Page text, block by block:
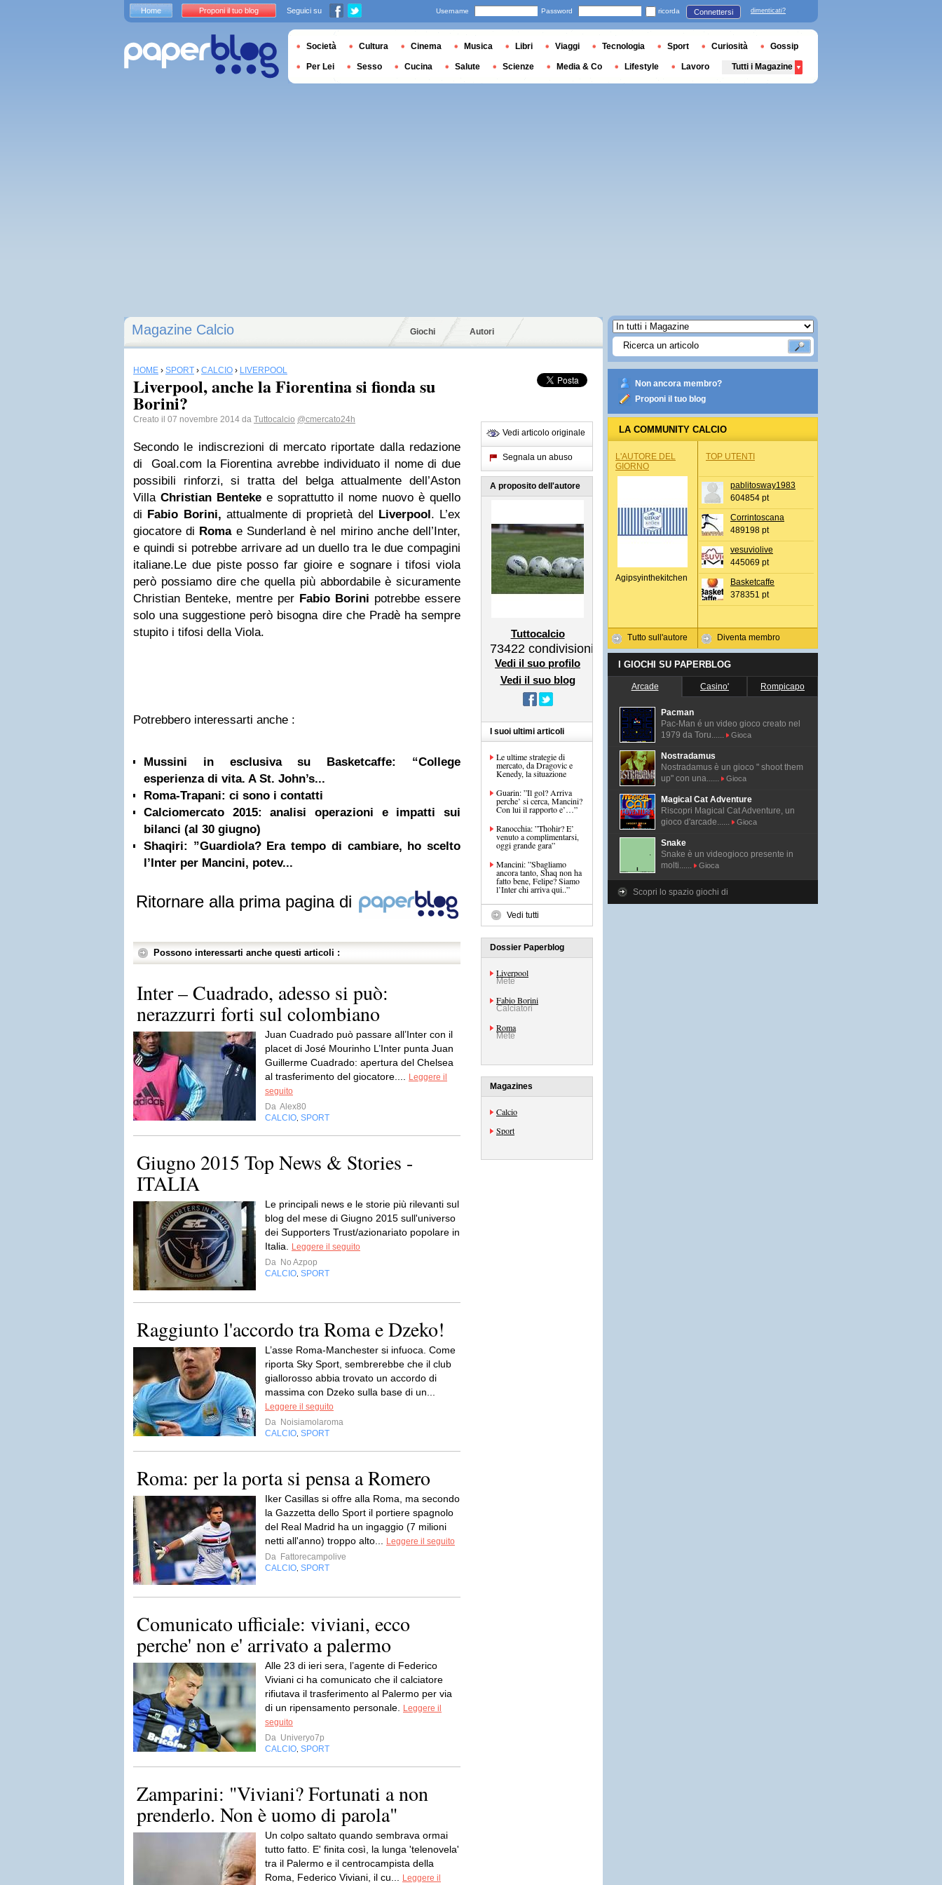
Magazine Calcio Giochi Autori
HOME › SPORT › CALCIO › LIVERPOOL
Liverpool, anche la Fiorentina si fionda su
Borini?
Creato il 07 novembre 2014 da Tuttocalcio @cmercato24h
Secondo le indiscrezioni di mercato riportate dalla redazione
di Goal.com la Fiorentina avrebbe individuato il nome di due
possibili rinforzi, si tratta del belga attualmente dell’Aston
Villa Christian Benteke e soprattutto il nome nuovo è quello
di Fabio Borini, attualmente di proprietà del Liverpool. L’ex
giocatore di Romae Sunderland è nel mirino anche dell’Inter,
e quindi si potrebbe arrivare ad un duello tra le due compagini
italiane.Le due piste posso far gioire e sognare i tifosi viola
però possiamo dire che quella più abbordabile è sicuramente
Christian Benteke, mentre per Fabio Borini potrebbe essere
solo una suggestione però bisogna dire che Pradè ha sempre
stupito i tifosi della Viola.
Potrebbero interessarti anche :
Mussini in esclusiva su Basketcaffe: “College
esperienza di vita. A St. John’s...
Roma-Trapani: ci sono i contatti
Calciomercato 2015: analisi operazioni e impatti sui
bilanci (al 30 giugno)
Shaqiri: ”Guardiola? Era tempo di cambiare, ho scelto
l’Inter per Mancini, potev...
Ritornare alla prima pagina di
Possono interessarti anche questi articoli :
Inter – Cuadrado, adesso si può:
nerazzurri forti sul colombiano
Juan Cuadrado può passare all’Inter con il
placet di José Mourinho L’Inter punta Juan
Guillerme Cuadrado: apertura del Chelsea
al trasferimento del giocatore....
Leggere il
seguito
Da Alex80
CALCIO SPORT
Giugno 2015 Top News & Stories -
ITALIA
Le principali news e le storie più rilevanti sul
blog del mese di Giugno 2015 sull'universo
dei Supporters Trust/azionariato popolare in
Italia.
Leggere il seguito
Da No Azpop
CALCIO SPORT
Raggiunto l'accordo tra Roma e Dzeko!
L’asse Roma-Manchester si infuoca. Come
riporta Sky Sport, sembrerebbe che il club
giallorosso abbia trovato un accordo di
massima con Dzeko sulla base di un...
Leggere il seguito
Da Noisiamolaroma
CALCIO SPORT
Roma: per la porta si pensa a Romero
Iker Casillas si offre alla Roma, ma secondo
la Gazzetta dello Sport il portiere spagnolo
del Real Madrid ha un ingaggio (7 milioni
netti all'anno) troppo alto...
Leggere il seguito
Da Fattorecampolive
CALCIO SPORT
Comunicato ufficiale: viviani, ecco
perche' non e' arrivato a palermo
Alle 23 di ieri sera, l’agente di Federico
Viviani ci ha comunicato che il calciatore
rifiutava il trasferimento al Palermo per via
di un ripensamento personale.
Leggere il
seguito
Da Univeryo7p
CALCIO SPORT
Zamparini: "Viviani? Fortunati a non
prenderlo. Non è uomo di parola"
Un colpo saltato quando sembrava ormai
tutto fatto. E' finita così, la lunga 'telenovela'
tra il Palermo e il centrocampista della
Roma, Federico Viviani, il cu...
Leggere il
Vedi articolo originale
Segnala un abuso
A proposito dell'autore
Tuttocalcio
73422 condivisioni
Vedi il suo profilo
Vedi il suo blog
I suoi ultimi articoli
Le ultime strategie di
mercato, da Dragovic e
Kenedy, la situazione
Guarin: ”Il gol? Arriva
perche’ si cerca, Mancini?
Con lui il rapporto e’…”
Ranocchia: ”Thohir? E’
venuto a complimentarsi,
oggi grande gara”
Mancini: ”Sbagliamo
ancora tanto, Shaq non ha
fatto bene, Felipe? Siamo
l’Inter chi arriva qui..”
Vedi tutti
Dossier Paperblog
Liverpool
Mete
Fabio Borini
Calciatori
Roma
Mete
Magazines
Calcio
Sport
Non ancora membro?
Proponi il tuo blog
LA COMMUNITY CALCIO
L'AUTORE DEL
GIORNO
Agipsyinthekitchen
Tutto sull'autore
TOP UTENTI
pablitosway1983
604854 pt
Corrintoscana
489198 pt
vesuviolive
445069 pt
Basketcaffe
378351 pt
Diventa membro
I GIOCHI SU PAPERBLOG
Arcade Casino' Rompicapo
Pacman
Pac-Man é un video gioco creato nel
1979 da Toru......
Gioca
Nostradamus
Nostradamus è un gioco " shoot them
up" con una......
Gioca
Magical Cat Adventure
Riscopri Magical Cat Adventure, un
gioco d'arcade......
Gioca
Snake
Snake è un videogioco presente in
molti......
Gioca
Scopri lo spazio giochi di
Home Proponi il tuo blog Seguici su Username Password ricorda Connettersi dimenticati?
Società Cultura Cinema Musica Libri Viaggi Tecnologia Sport Curiosità Gossip
Per Lei Sesso Cucina Salute Scienze Media & Co Lifestyle Lavoro Tutti i Magazine